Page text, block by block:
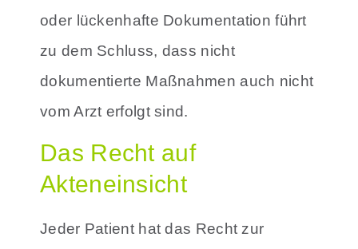
oder lückenhafte Dokumentation führt
zu dem Schluss, dass nicht
dokumentierte Maßnahmen auch nicht
vom Arzt erfolgt sind.
Das Recht auf
Akteneinsicht
Jeder Patient hat das Recht zur